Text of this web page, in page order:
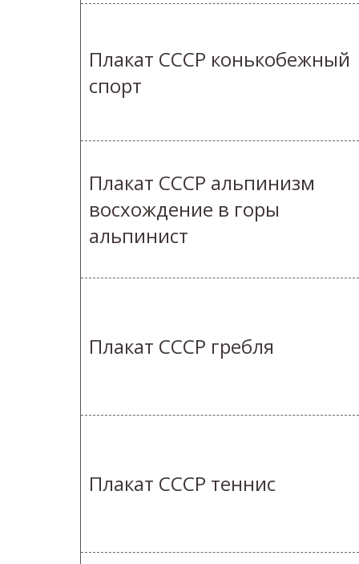
Плакат СССР конькобежный
спорт
Плакат СССР альпинизм
восхождение в горы
альпинист
Плакат СССР гребля
Плакат СССР теннис